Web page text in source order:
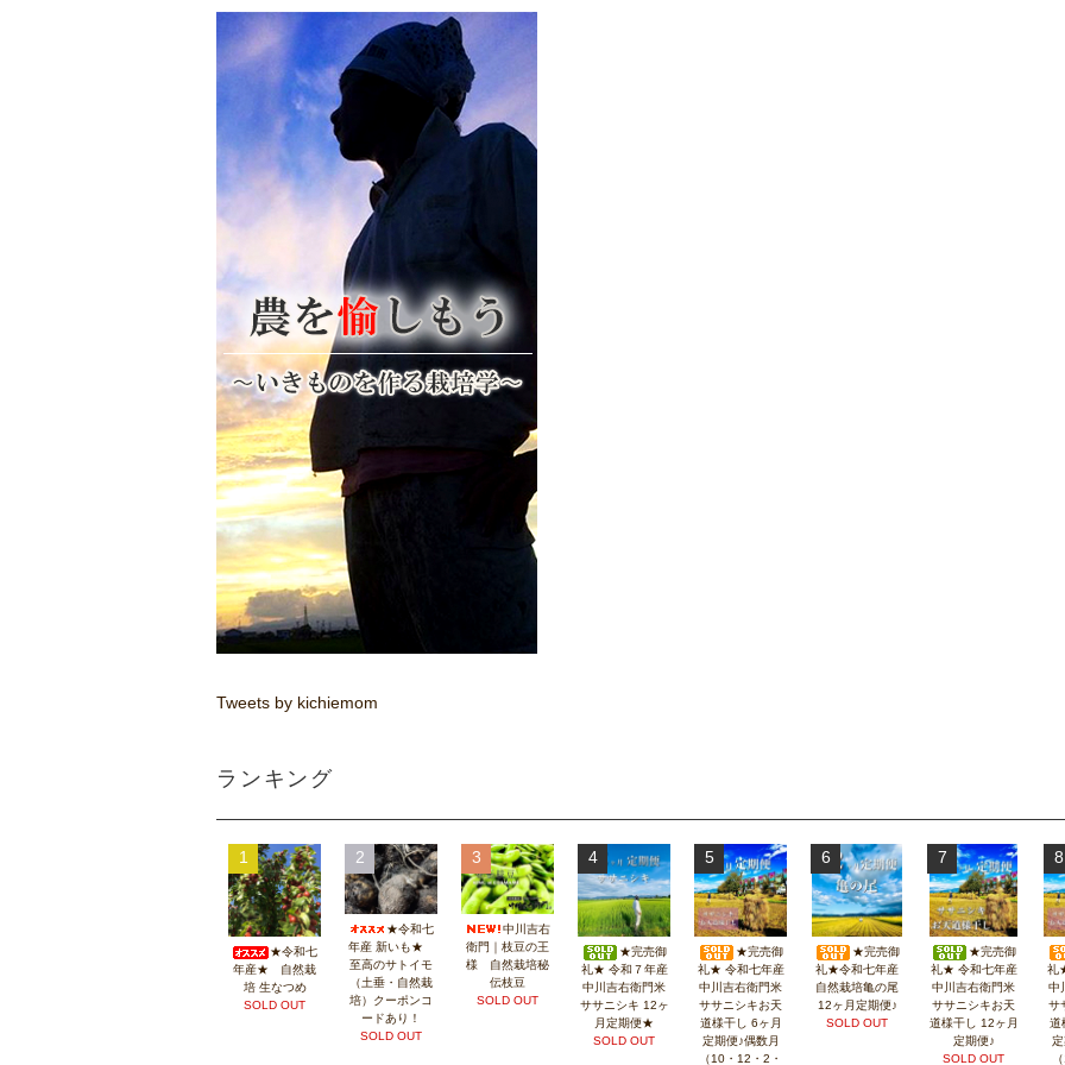
Tweets by kichiemom
ランキング
1
★令和七
年産★ 自然栽
培 生なつめ
SOLD OUT
2
★令和七
年産 新いも★
至高のサトイモ
（土垂・自然栽
培）クーポンコ
ードあり！
SOLD OUT
3
中川吉右
衛門｜枝豆の王
様 自然栽培秘
伝枝豆
SOLD OUT
4
★完売御
礼★ 令和７年産
中川吉右衛門米
ササニシキ 12ヶ
月定期便★
SOLD OUT
5
★完売御
礼★ 令和七年産
中川吉右衛門米
ササニシキお天
道様干し 6ヶ月
定期便♪偶数月
（10・12・2・
6
★完売御
礼★令和七年産
自然栽培亀の尾
12ヶ月定期便♪
SOLD OUT
7
★完売御
礼★ 令和七年産
中川吉右衛門米
ササニシキお天
道様干し 12ヶ月
定期便♪
SOLD OUT
8
礼
中
サ
道